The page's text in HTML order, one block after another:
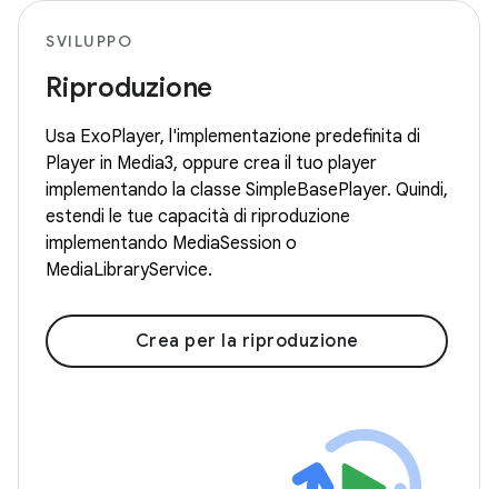
SVILUPPO
Riproduzione
Usa ExoPlayer, l'implementazione predefinita di
Player in Media3, oppure crea il tuo player
implementando la classe SimpleBasePlayer. Quindi,
estendi le tue capacità di riproduzione
implementando MediaSession o
MediaLibraryService.
Crea per la riproduzione